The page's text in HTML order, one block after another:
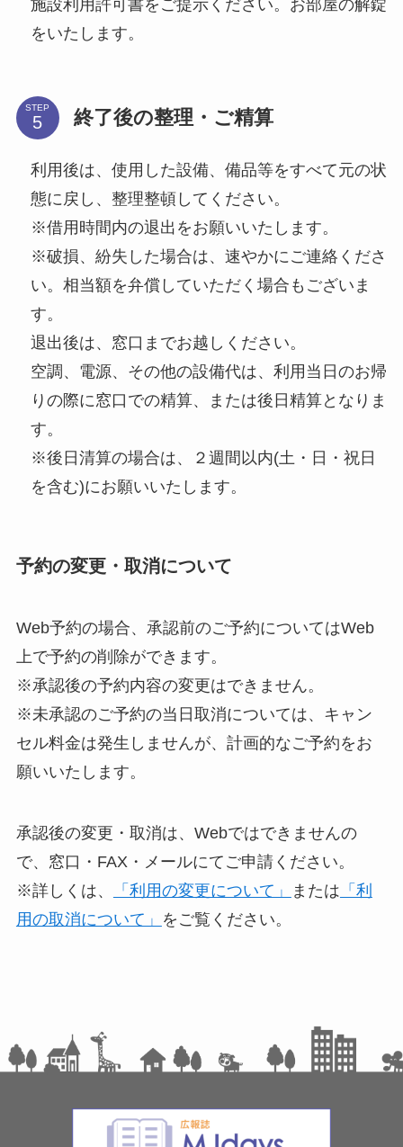
施設利用許可書をご提示ください。お部屋の解錠
をいたします。
STEP 終了後の整理・ご精算
利用後は、使用した設備、備品等をすべて元の状
態に戻し、整理整頓してください。
※借用時間内の退出をお願いいたします。
※破損、紛失した場合は、速やかにご連絡くださ
い。相当額を弁償していただく場合もございま
す。
退出後は、窓口までお越しください。
空調、電源、その他の設備代は、利用当日のお帰
りの際に窓口での精算、または後日精算となりま
す。
※後日清算の場合は、２週間以内(土・日・祝日
を含む)にお願いいたします。
予約の変更・取消について
Web予約の場合、承認前のご予約についてはWeb
上で予約の削除ができます。
※承認後の予約内容の変更はできません。
※未承認のご予約の当日取消については、キャン
セル料金は発生しませんが、計画的なご予約をお
願いいたします。
承認後の変更・取消は、Webではできませんの
で、窓口・FAX・メールにてご申請ください。
※詳しくは、
「利用の変更について」 または 「利
用の取消について」 をご覧ください。